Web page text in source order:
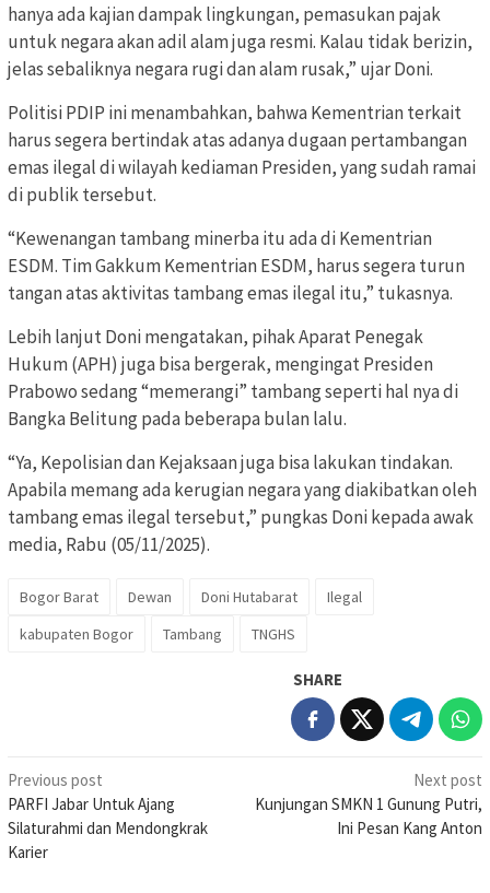
hanya ada kajian dampak lingkungan, pemasukan pajak
untuk negara akan adil alam juga resmi. Kalau tidak berizin,
jelas sebaliknya negara rugi dan alam rusak,” ujar Doni.
Politisi PDIP ini menambahkan, bahwa Kementrian terkait
harus segera bertindak atas adanya dugaan pertambangan
emas ilegal di wilayah kediaman Presiden, yang sudah ramai
di publik tersebut.
“Kewenangan tambang minerba itu ada di Kementrian
ESDM. Tim Gakkum Kementrian ESDM, harus segera turun
tangan atas aktivitas tambang emas ilegal itu,” tukasnya.
Lebih lanjut Doni mengatakan, pihak Aparat Penegak
Hukum (APH) juga bisa bergerak, mengingat Presiden
Prabowo sedang “memerangi” tambang seperti hal nya di
Bangka Belitung pada beberapa bulan lalu.
“Ya, Kepolisian dan Kejaksaan juga bisa lakukan tindakan.
Apabila memang ada kerugian negara yang diakibatkan oleh
tambang emas ilegal tersebut,” pungkas Doni kepada awak
media, Rabu (05/11/2025).
Bogor Barat Dewan Doni Hutabarat
Ilegal
kabupaten Bogor
Tambang TNGHS
SHARE
Post
navigation
Previous post
PARFI Jabar Untuk Ajang
Silaturahmi dan Mendongkrak
Karier
Next post
Kunjungan SMKN 1 Gunung Putri,
Ini Pesan Kang Anton